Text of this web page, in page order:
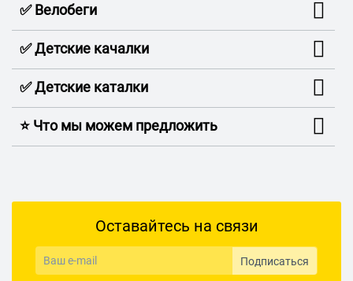
✅ Велобеги
✅ Детские качалки
✅ Детские каталки
⭐️ Что мы можем предложить
Оставайтесь на связи
Подписаться